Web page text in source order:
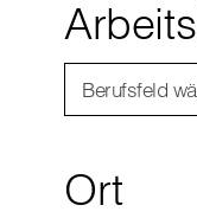
Berufsfeld
Ort